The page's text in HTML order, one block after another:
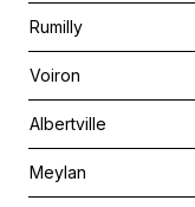
Rumilly
Voiron
Albertville
Meylan